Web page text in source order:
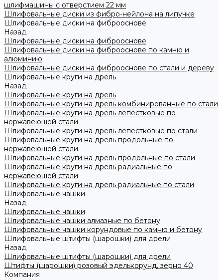
шлифмашины с отверстием 22 мм
Шлифовальные диски из фибро-нейлона на липучке
Шлифовальные диски на фиброоснове
Назад
Шлифовальные диски на фиброоснове
Шлифовальные диски на фиброоснове по камню и
алюминию
Шлифовальные диски на фиброоснове по стали и дереву
Шлифовальные круги на дрель
Назад
Шлифовальные круги на дрель
Шлифовальные круги на дрель комбинированные по стали
Шлифовальные круги на дрель лепестковые по
нержавеющей стали
Шлифовальные круги на дрель лепестковые по стали
Шлифовальные круги на дрель продольные по
нержавеющей стали
Шлифовальные круги на дрель продольные по стали
Шлифовальные круги на дрель радиальные по
нержавеющей стали
Шлифовальные круги на дрель радиальные по стали
Шлифовальные чашки
Назад
Шлифовальные чашки
Шлифовальные чашки алмазные по бетону
Шлифовальные чашки корундовые по камню и бетону
Шлифовальные штифты (шарошки) для дрели
Назад
Шлифовальные штифты (шарошки) для дрели
Штифты (шарошки) розовый эделькорунд, зерно 40
Компания